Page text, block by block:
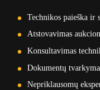
Technikos paieška ir
Atstovavimas
Konsultavimas
Dokumentų
Nepriklausomų